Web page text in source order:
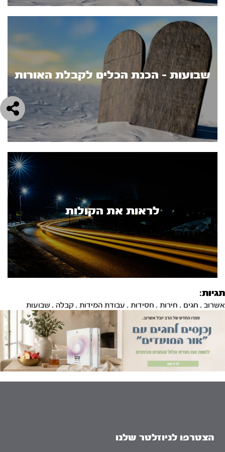
שבועות - הכנת הכלים לקבלת האורות
לראות את הקולות
תגיות:
אשרוב , חגים , חירות , חסידות , עבודת המידות , קבלה , שבועות
הצטרפו לניוזלטר שלנו